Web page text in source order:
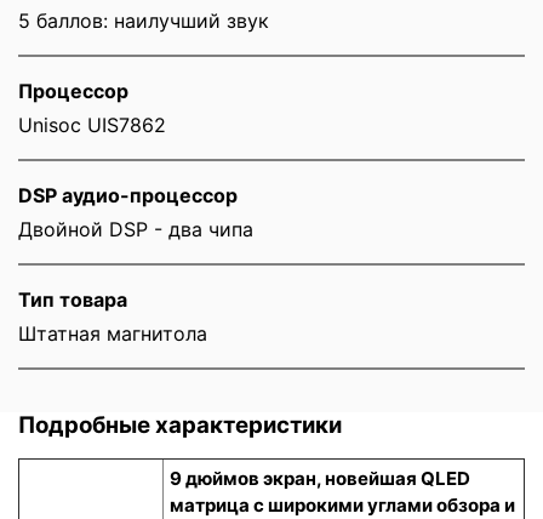
5 баллов: наилучший звук
Процессор
Unisoc UIS7862
DSP аудио-процессор
Двойной DSP - два чипа
Тип товара
Штатная магнитола
Подробные характеристики
9 дюймов экран, новейшая QLED
матрица с широкими углами обзора и